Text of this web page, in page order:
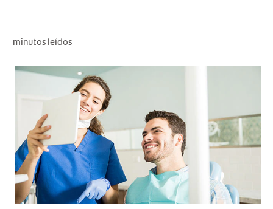
SUSCRÍBASE
minutos leídos